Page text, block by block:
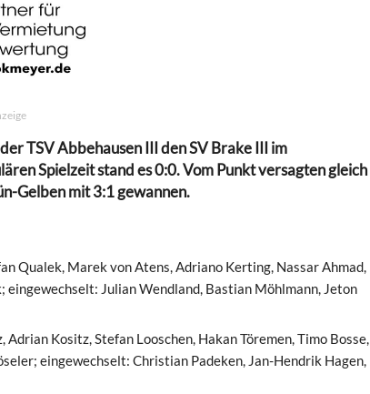
TSV Abbehausen III den SV Brake III im
Spielzeit stand es 0:0. Vom Punkt versagten gleich
Gelben mit 3:1 gewannen.
Qualek, Marek von Atens, Adriano Kerting, Nassar Ahmad,
eingewechselt: Julian Wendland, Bastian Möhlmann, Jeton
Kositz, Stefan Looschen, Hakan Töremen, Timo Bosse,
eingewechselt: Christian Padeken, Jan-Hendrik Hagen,